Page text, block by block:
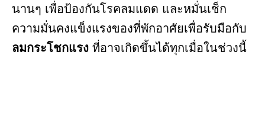
นานๆ เพื่อป้องกันโรคลมแดด และหมั่นเช็ก
ความมั่นคงแข็งแรงของที่พักอาศัยเพื่อรับมือกับ
ลมกระโชกแรง ที่อาจเกิดขึ้นได้ทุกเมื่อในช่วงนี้